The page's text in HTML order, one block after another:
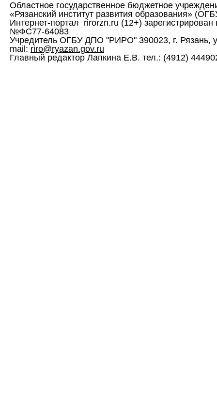
Областное государственное бюджетное
«Рязанский институт развития образования»
Интернет-портал rirorzn.ru (12+)
№ФС77-64083
Учредитель ОГБУ ДПО "РИРО" 390023, г. Рязань,
mail: riro@ryazan.gov.ru
Главный редактор Лапкина Е.В. тел.: (4912)